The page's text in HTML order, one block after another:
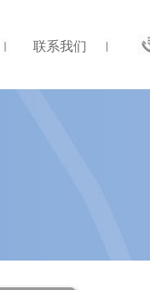
联系我们